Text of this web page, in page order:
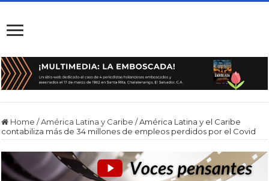
Home /América Latina y Caribe /América Latina y el Caribe
contabiliza más de 34 millones de empleos perdidos por el Covid